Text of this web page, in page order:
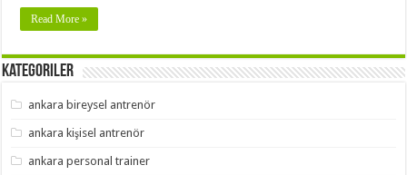
Read More »
Kategoriler
ankara bireysel antrenör
ankara kişisel antrenör
ankara personal trainer